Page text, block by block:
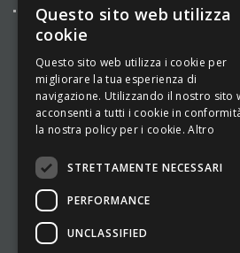
P.IVA:
RM-1001766
Codice fatturazione
Questo sito web utilizza
cookie
Questo sito web utilizza i cookie per
migliorare la tua esperienza di
navigazione. Utilizzando il nostro sito
acconsenti a tutti i cookie in
la nostra policy per i cookie. Altro
STRETTAMENTE NECESSARI
PERFORMANCE
UNCLASSIFIED